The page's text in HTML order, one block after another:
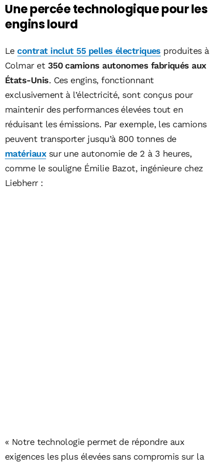
Une percée technologique pour les
engins lourd
Lecontrat inclut 55 pelles électriques produites à
Colmar et 350 camions autonomes fabriqués aux
États-Unis. Ces engins, fonctionnant
exclusivement à l’électricité, sont conçus pour
maintenir des performances élevées tout en
réduisant les émissions. Par exemple, les camions
peuvent transporter jusqu’à 800 tonnes de
matériauxsur une autonomie de 2 à 3 heures,
comme le souligne Émilie Bazot, ingénieure chez
Liebherr :
« Notre technologie permet de répondre aux
exigences les plus élevées sans compromis sur la